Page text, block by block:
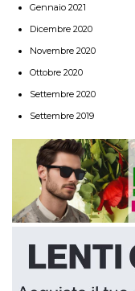
Gennaio 2021
Dicembre 2020
Novembre 2020
Ottobre 2020
Settembre 2020
Settembre 2019